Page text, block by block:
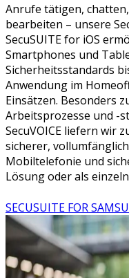
Anrufe tätigen,
bearbeiten – unsere
SecuSUITE for iOS
Smartphones und
Sicherheitsstandards
Anwendung im
Einsätzen. Besonders
Arbeitsprozesse und -
SecuVOICE liefern wir
sicherer,
Mobiltelefonie und
Lösung oder als
SECUSUITE FOR